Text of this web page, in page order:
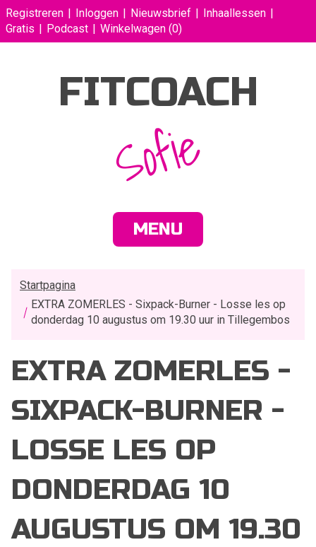
Registreren Inloggen Nieuwsbrief
Inhaallessen
Gratis
Podcast Winkelwagen (0)
FITCOACH
Sofie
MENU
Startpagina
EXTRA ZOMERLES - Sixpack-Burner - Losse les op
donderdag 10 augustus om 19.30 uur in Tillegembos
EXTRA ZOMERLES -
SIXPACK-BURNER -
LOSSE LES OP
DONDERDAG 10
AUGUSTUS OM 19.30